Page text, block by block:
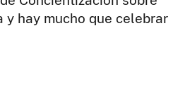
y hay mucho que celebrar